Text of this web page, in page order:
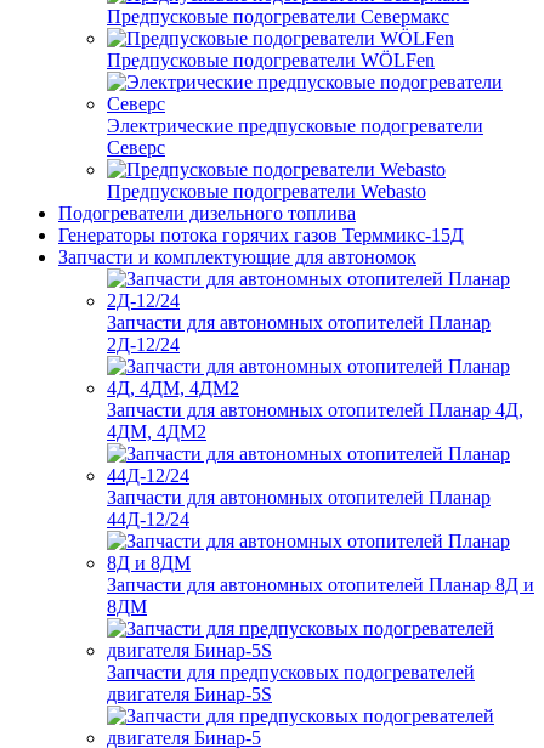
Предпусковые подогреватели Севермакс
Предпусковые подогреватели WÖLFen
Электрические предпусковые подогреватели
Северс
Предпусковые подогреватели Webasto
Подогреватели дизельного топлива
Генераторы потока горячих газов Терммикс-15Д
Запчасти и комплектующие для автономок
Запчасти для автономных отопителей Планар
2Д-12/24
Запчасти для автономных отопителей Планар 4Д,
4ДМ, 4ДМ2
Запчасти для автономных отопителей Планар
44Д-12/24
Запчасти для автономных отопителей Планар 8Д и
8ДМ
Запчасти для предпусковых подогревателей
двигателя Бинар-5S